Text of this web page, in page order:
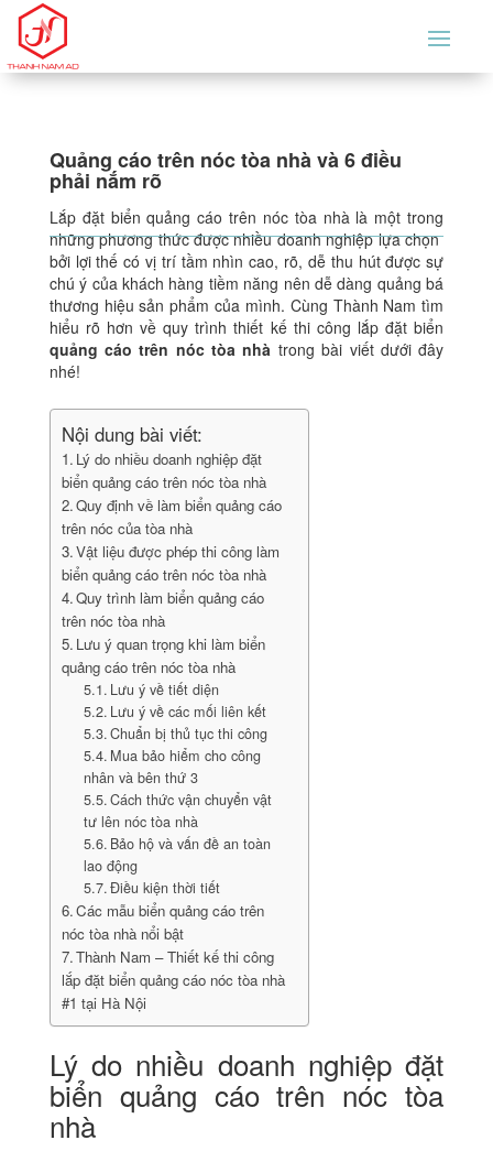
Quảng cáo trên nóc tòa nhà và 6 điều
phải nắm rõ
Lắp đặt biển quảng cáo trên nóc tòa nhà là một trong
những phương thức được nhiều doanh nghiệp lựa chọn
bởi lợi thế có vị trí tầm nhìn cao, rõ, dễ thu hút được sự
chú ý của khách hàng tiềm năng nên dễ dàng quảng bá
thương hiệu sản phẩm của mình. Cùng Thành Nam tìm
hiểu rõ hơn về quy trình thiết kế thi công lắp đặt biển
quảng cáo trên nóc tòa nhà trong bài viết dưới đây
nhé!
Nội dung bài viết:
Lý do nhiều doanh nghiệp đặt
biển quảng cáo trên nóc tòa nhà
Quy định về làm biển quảng cáo
trên nóc của tòa nhà
Vật liệu được phép thi công làm
biển quảng cáo trên nóc tòa nhà
Quy trình làm biển quảng cáo
trên nóc tòa nhà
Lưu ý quan trọng khi làm biển
quảng cáo trên nóc tòa nhà
Lưu ý về tiết diện
Lưu ý về các mối liên kết
Chuẩn bị thủ tục thi công
Mua bảo hiểm cho công
nhân và bên thứ 3
Cách thức vận chuyển vật
tư lên nóc tòa nhà
Bảo hộ và vấn đề an toàn
lao động
Điều kiện thời tiết
Các mẫu biển quảng cáo trên
nóc tòa nhà nổi bật
Thành Nam – Thiết kế thi công
lắp đặt biển quảng cáo nóc tòa nhà
#1 tại Hà Nội
Lý do nhiều doanh nghiệp đặt
biển quảng cáo trên nóc tòa
nhà